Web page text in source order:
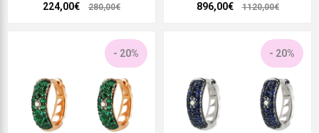
224,00€ 280,00€ 896,00€ 1120,00€
- 20% - 20%